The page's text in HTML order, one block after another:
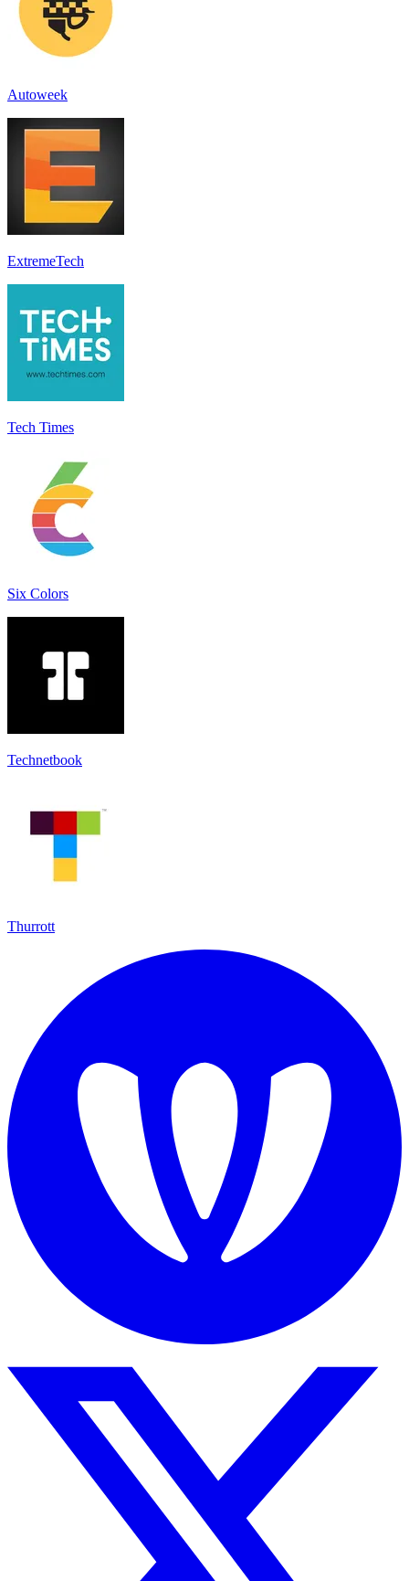
Autoweek
ExtremeTech
Tech Times
Six Colors
Technetbook
Thurrott